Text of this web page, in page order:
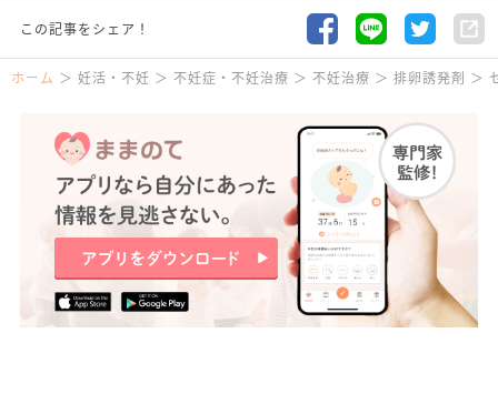
この記事をシェア！
ホーム 妊活・不妊 不妊症・不妊治療 不妊治療 排卵誘発剤